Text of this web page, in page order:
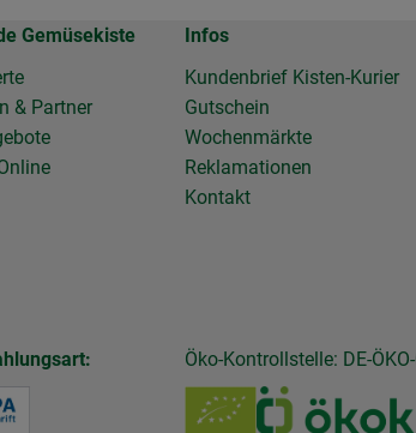
Gemüsekiste
& Partner
Infos
Kundenbrief Kisten-Kurier
Gutschein
Wochenmärkte
Reklamationen
Kontakt
die.rollende.gemuesekiste/?hl=de
DierollendeGemuesekiste/
@dierollendegemuesekiste
www.youtube.com/channel/
Externer Link zu https://
Öko-Kontrollstelle: DE-
Externer Link zu /